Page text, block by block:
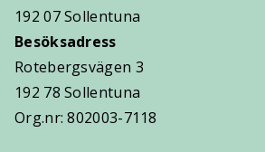
192 07 Sollentuna
Besöksadress
Rotebergsvägen 3
192 78 Sollentuna
Org.nr: 802003-7118